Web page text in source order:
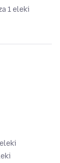
1 eleki